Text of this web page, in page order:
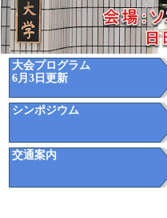
大会プログラム
6月3日更新
シンポジウム
交通案内